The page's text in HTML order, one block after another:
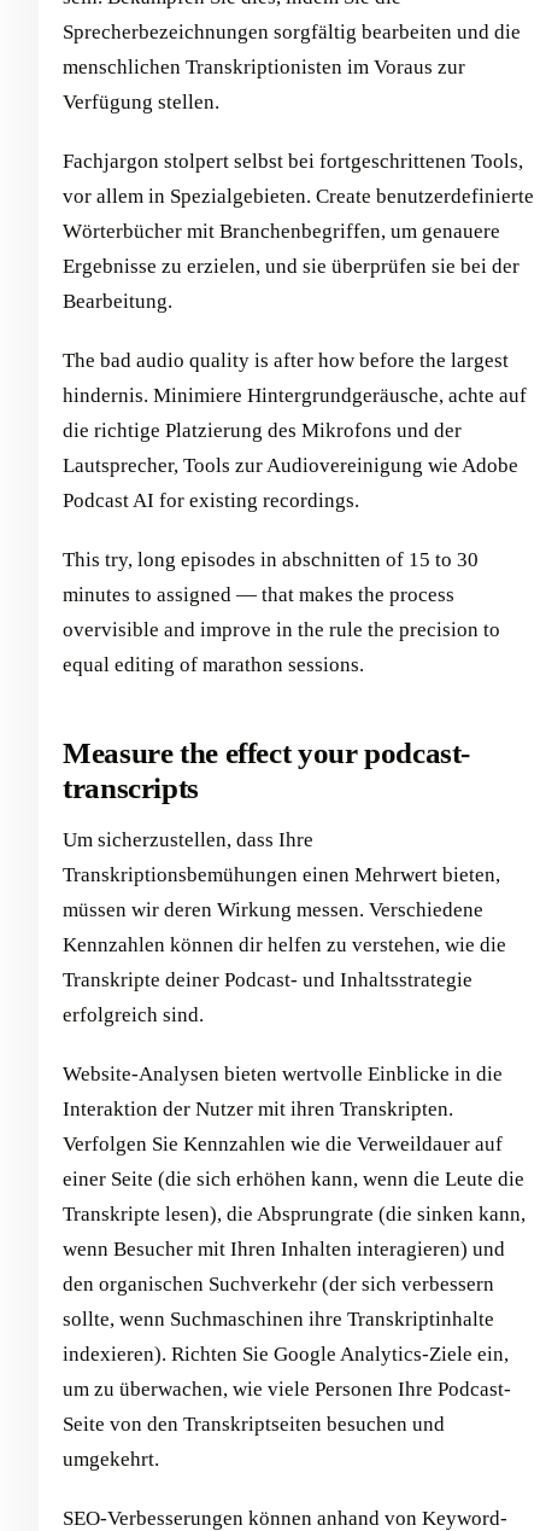
Sprecherbezeichnungen sorgfältig bearbeiten und die
menschlichen Transkriptionisten im Voraus zur
Verfügung stellen.
Fachjargon stolpert selbst bei fortgeschrittenen Tools,
vor allem in Spezialgebieten. Create benutzerdefinierte
Wörterbücher mit Branchenbegriffen, um genauere
Ergebnisse zu erzielen, und sie überprüfen sie bei der
Bearbeitung.
The bad audio quality is after how before the largest
hindernis. Minimiere Hintergrundgeräusche, achte auf
die richtige Platzierung des Mikrofons und der
Lautsprecher, Tools zur Audiovereinigung wie Adobe
Podcast AI for existing recordings.
This try, long episodes in abschnitten of 15 to 30
minutes to assigned — that makes the process
overvisible and improve in the rule the precision to
equal editing of marathon sessions.
Measure the effect your podcast-
transcripts
Um sicherzustellen, dass Ihre
Transkriptionsbemühungen einen Mehrwert bieten,
müssen wir deren Wirkung messen. Verschiedene
Kennzahlen können dir helfen zu verstehen, wie die
Transkripte deiner Podcast- und Inhaltsstrategie
erfolgreich sind.
Website-Analysen bieten wertvolle Einblicke in die
Interaktion der Nutzer mit ihren Transkripten.
Verfolgen Sie Kennzahlen wie die Verweildauer auf
einer Seite (die sich erhöhen kann, wenn die Leute die
Transkripte lesen), die Absprungrate (die sinken kann,
wenn Besucher mit Ihren Inhalten interagieren) und
den organischen Suchverkehr (der sich verbessern
sollte, wenn Suchmaschinen ihre Transkriptinhalte
indexieren). Richten Sie Google Analytics-Ziele ein,
um zu überwachen, wie viele Personen Ihre Podcast-
Seite von den Transkriptseiten besuchen und
umgekehrt.
SEO-Verbesserungen können anhand von Keyword-